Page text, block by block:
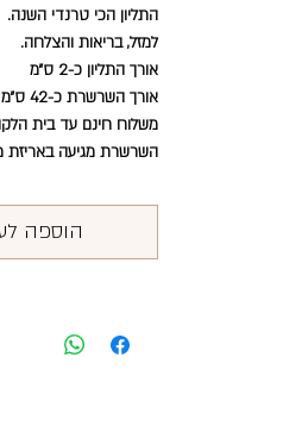
התליון הכי טרנדי השנה.
למזל, בריאות והצלחה.
אורך התליון כ-2 ס״מ
אורך השרשרת כ-42 ס״מ
משלוח חינם עד בית
השרשרת מגיעה באריזת
הוספה